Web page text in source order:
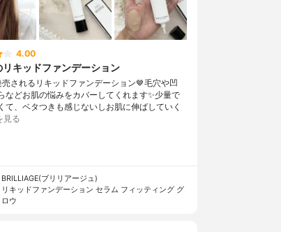
4.00
リキッドファンデーション
されるリキッドファンデーション🤎毛穴や凹
などお肌の悩みをカバーしてくれます✨️少量で
て、ベタつきも感じないしお肌に伸ばしていく
見る
BRILLIAGE(ブリリアージュ)
リキッドファンデーション セラム フィッティング グ
ロウ